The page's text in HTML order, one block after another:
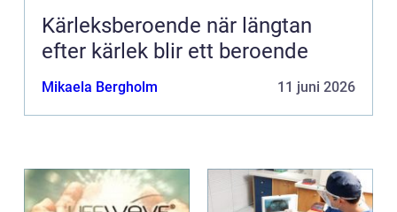
Kärleksberoende när längtan
efter kärlek blir ett beroende
Mikaela Bergholm 11 juni 2026